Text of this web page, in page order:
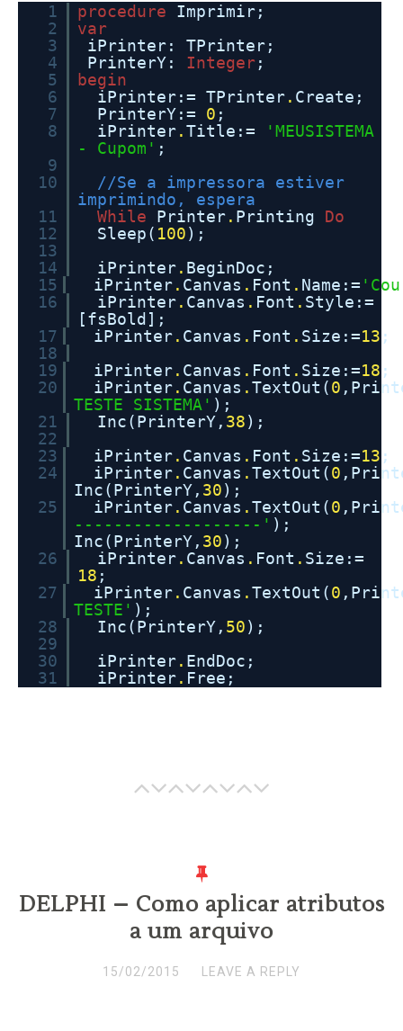
1 procedure
Imprimir;
2
var
3
iPrinter: TPrinter;
4
PrinterY: Integer;
5
begin
6
iPrinter:= TPrinter. Create;
7
PrinterY:= 0 ;
8
iPrinter.Title:=
'MEUSISTEMA
- Cupom' ;
9
10
//Se a impressora estiver
imprimindo, espera
11
While Printer. Printing Do
12
Sleep( 100);
13
14
iPrinter. BeginDoc;
15
iPrinter. Canvas . Font . Name:=
16
iPrinter. Canvas . Font . Style:=
[fsBold];
17
iPrinter. Canvas . Font . Size:=13 ;
18
19
iPrinter. Canvas . Font . Size:=18 ;
20
iPrinter. Canvas .TextOut(0
TESTE SISTEMA' );
21
Inc(PrinterY, 38);
22
23
iPrinter. Canvas . Font . Size:=13 ;
24
iPrinter. Canvas .TextOut(0
Inc(PrinterY, 30);
25
iPrinter. Canvas .TextOut(0
-------------------' );
Inc(PrinterY, 30);
26
iPrinter. Canvas . Font . Size:=
18 ;
27
iPrinter. Canvas .TextOut(0
TESTE' );
28
Inc(PrinterY, 50);
29
30
iPrinter. EndDoc;
31
iPrinter. Free;
DELPHI – Como aplicar atributos
a um arquivo
15/02/2015 LEAVE A REPLY